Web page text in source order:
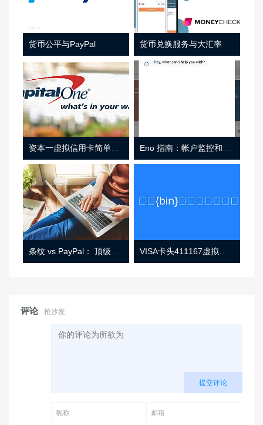
货币公平与PayPal 货币兑换服务与大汇率
资本一虚拟信用卡简单介绍
条纹 vs PayPal： 顶级功能， 定价 （和更多！ VISA卡头411167虚拟卡基础信息
评论 抢沙发
提交评论